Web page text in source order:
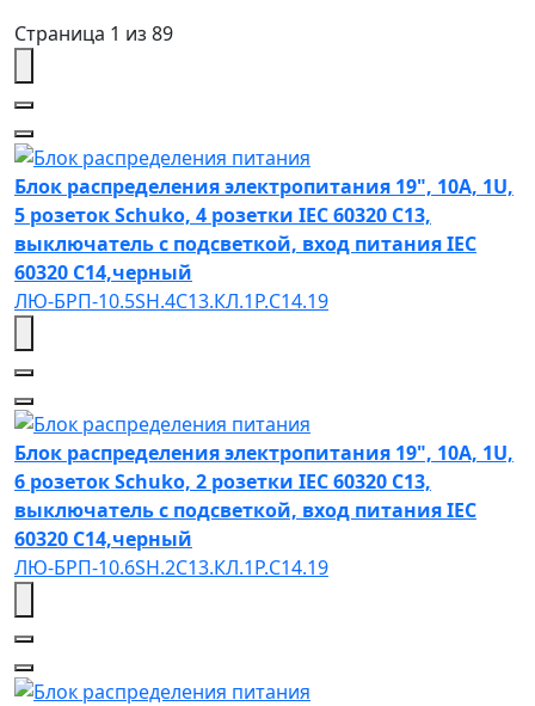
Страница 1 из 89
Блок распределения электропитания 19", 10A, 1U,
5 розеток Schuko, 4 розетки IEC 60320 C13,
выключатель с подсветкой, вход питания IEC
60320 C14,черный
ЛЮ-БРП-10.5SH.4C13.КЛ.1Р.C14.19
Блок распределения электропитания 19", 10A, 1U,
6 розеток Schuko, 2 розетки IEC 60320 C13,
выключатель с подсветкой, вход питания IEC
60320 C14,черный
ЛЮ-БРП-10.6SH.2С13.КЛ.1Р.C14.19